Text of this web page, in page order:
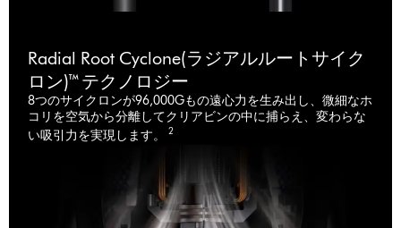
Radial Root Cyclone(ラジアルルートサイク
ロン)™ テクノロジー
8つのサイクロンが96,000Gもの遠心力を生み出し、微細なホ
コリを空気から分離してクリアビンの中に捕らえ、変わらな
い吸引力を実現します。2